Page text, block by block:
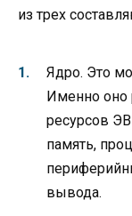
из трех
Ядро. Это
Именно оно
ресурсов
память,
вывода.